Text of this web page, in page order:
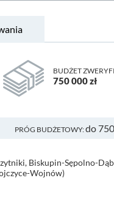
BUDŻET
750 000 zł
PRÓG BUDŻETOWY:do
Biskupin-Sępolno-
Wojnów)